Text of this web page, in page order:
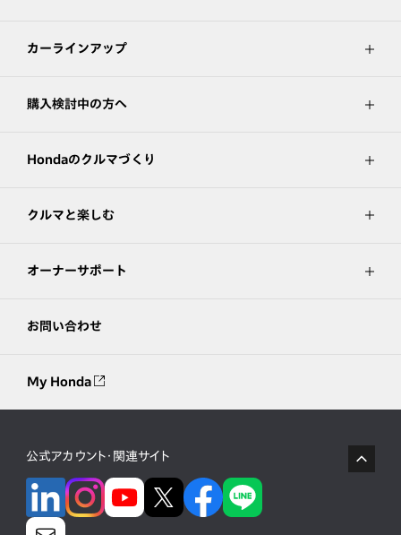
カーラインアップ
購入検討中の方へ
Hondaのクルマづくり
クルマと楽しむ
オーナーサポート
お問い合わせ
My Honda
公式アカウント・関連サイト